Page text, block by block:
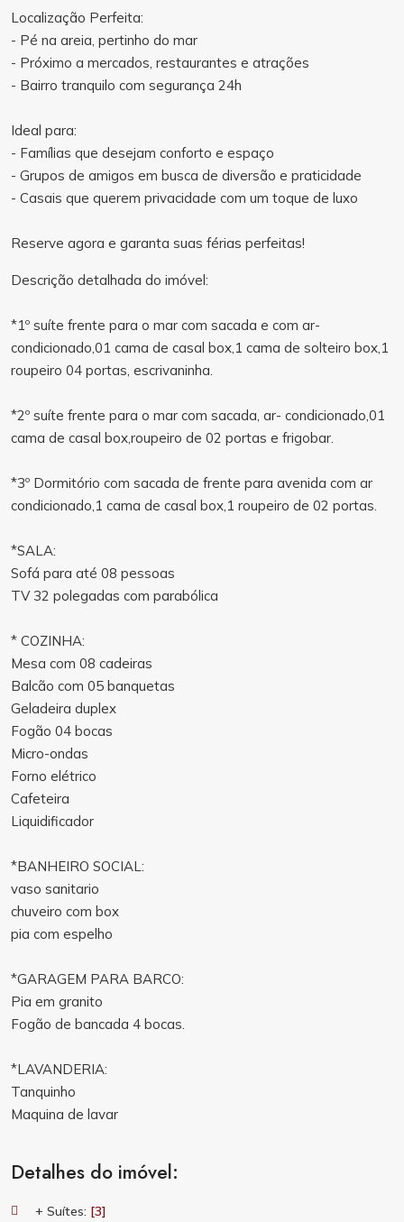
Localização Perfeita:
- Pé na areia, pertinho do mar
- Próximo a mercados, restaurantes e atrações
- Bairro tranquilo com segurança 24h
Ideal para:
- Famílias que desejam conforto e espaço
- Grupos de amigos em busca de diversão e praticidade
- Casais que querem privacidade com um toque de luxo
Reserve agora e garanta suas férias perfeitas!
Descrição detalhada do imóvel:
*1º suíte frente para o mar com sacada e com ar-
condicionado,01 cama de casal box,1 cama de solteiro box,1
roupeiro 04 portas, escrivaninha.
*2º suíte frente para o mar com sacada, ar- condicionado,01
cama de casal box,roupeiro de 02 portas e frigobar.
*3º Dormitório com sacada de frente para avenida com ar
condicionado,1 cama de casal box,1 roupeiro de 02 portas.
*SALA:
Sofá para até 08 pessoas
TV 32 polegadas com parabólica
* COZINHA:
Mesa com 08 cadeiras
Balcão com 05 banquetas
Geladeira duplex
Fogão 04 bocas
Micro-ondas
Forno elétrico
Cafeteira
Liquidificador
*BANHEIRO SOCIAL:
vaso sanitario
chuveiro com box
pia com espelho
*GARAGEM PARA BARCO:
Pia em granito
Fogão de bancada 4 bocas.
*LAVANDERIA:
Tanquinho
Maquina de lavar
Detalhes do imóvel:
+ Suítes: [3]